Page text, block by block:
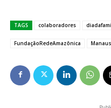
TAGS colaboradores
FundaçãoRedeAmazônica Manaus